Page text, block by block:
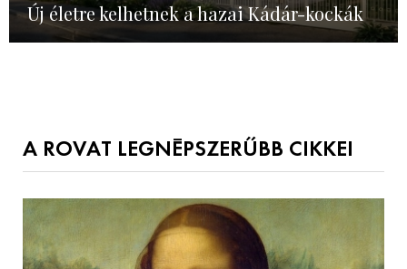
Új életre kelhetnek a hazai Kádár-kockák
A ROVAT LEGNÉPSZERŰBB CIKKEI